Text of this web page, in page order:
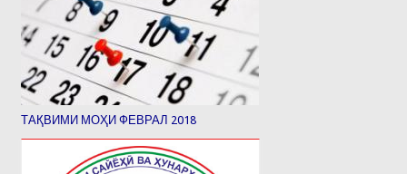
ТАҚВИМИ МОҲИ ФЕВРАЛ 2018